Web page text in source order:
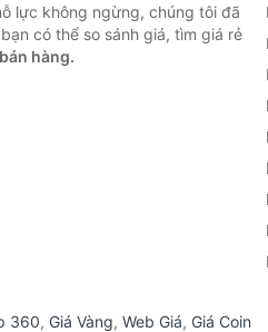
lực không ngừng, chúng tôi đã
có thể so sánh giá, tìm giá rẻ
hàng.
360, Giá Vàng, Web Giá, Giá Coin